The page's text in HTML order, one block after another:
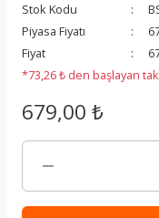
Stok Kodu
Piyasa Fiyatı
Fiyat
*73,26 ₺ den başlayan
679,00 ₺